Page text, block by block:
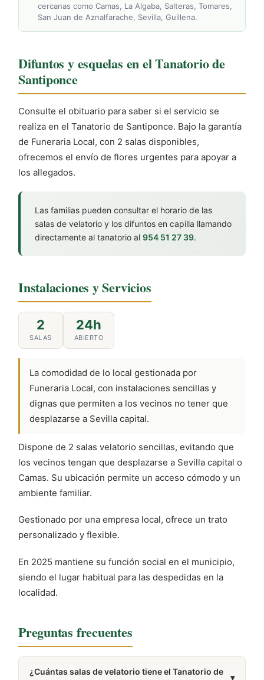
cercanas como Camas, La Algaba, Salteras, Tomares,
San Juan de Aznalfarache, Sevilla, Guillena.
Difuntos y esquelas en el Tanatorio de
Santiponce
Consulte el obituario para saber si el servicio se
realiza en el Tanatorio de Santiponce. Bajo la garantía
de Funeraria Local, con 2 salas disponibles,
ofrecemos el envío de flores urgentes para apoyar a
los allegados.
Las familias pueden consultar el horario de las
salas de velatorio y los difuntos en capilla llamando
directamente al tanatorio al 954 51 27 39.
Instalaciones y Servicios
2
SALAS
24h
ABIERTO
La comodidad de lo local gestionada por
Funeraria Local, con instalaciones sencillas y
dignas que permiten a los vecinos no tener que
desplazarse a Sevilla capital.
Dispone de 2 salas velatorio sencillas, evitando que
los vecinos tengan que desplazarse a Sevilla capital o
Camas. Su ubicación permite un acceso cómodo y un
ambiente familiar.
Gestionado por una empresa local, ofrece un trato
personalizado y flexible.
En 2025 mantiene su función social en el municipio,
siendo el lugar habitual para las despedidas en la
localidad.
Preguntas frecuentes
¿Cuántas salas de velatorio tiene el Tanatorio de
▾